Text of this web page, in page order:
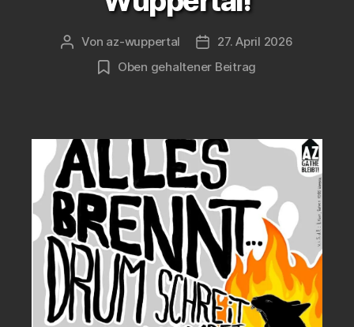
Beitragsautor
Von az-wuppertal Veröffentlichungsdatum
27. April 2026
Oben gehaltener Beitrag